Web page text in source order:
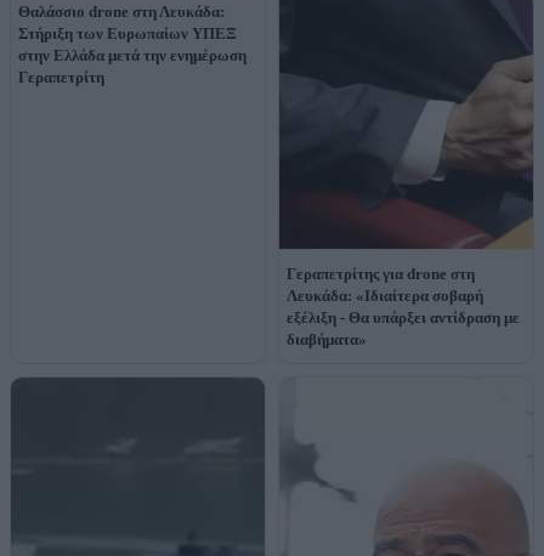
Θαλάσσιο drone στη Λευκάδα:
Στήριξη των Ευρωπαίων ΥΠΕΞ
στην Ελλάδα μετά την ενημέρωση
Γεραπετρίτη
Γεραπετρίτης για drone στη
Λευκάδα: «Ιδιαίτερα σοβαρή
εξέλιξη - Θα υπάρξει αντίδραση με
διαβήματα»